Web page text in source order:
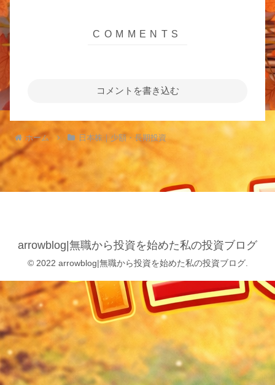
コメントを書き込む
ホーム 日本株｜少額・長期投資
arrowblog|無職から投資を始めた私の投資ブログ
© 2022 arrowblog|無職から投資を始めた私の投資ブログ.